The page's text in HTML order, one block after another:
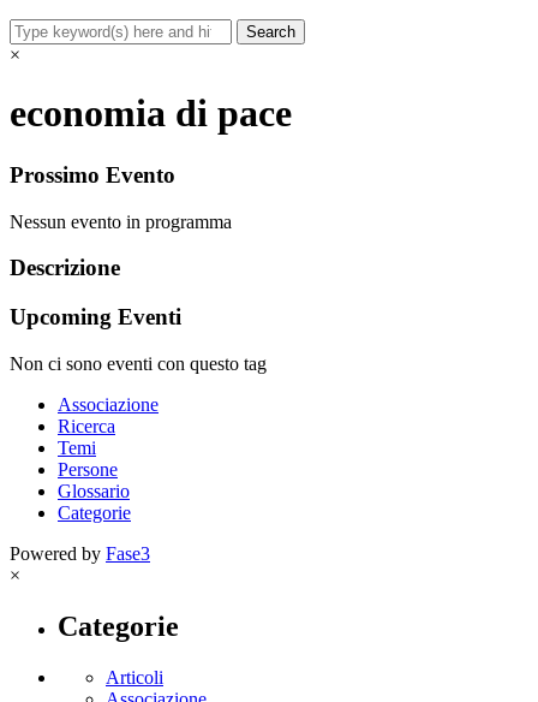
×
economia di pace
Prossimo Evento
Nessun evento in programma
Descrizione
Upcoming Eventi
Non ci sono eventi con questo tag
Associazione
Ricerca
Temi
Persone
Glossario
Categorie
Powered by Fase3
×
Categorie
Articoli